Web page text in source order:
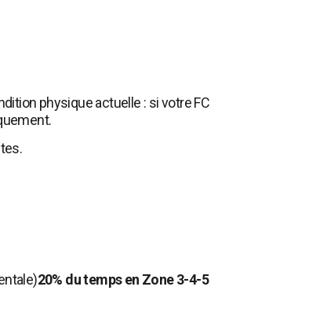
physique actuelle : si votre FC
20% du temps en Zone 3-4-5